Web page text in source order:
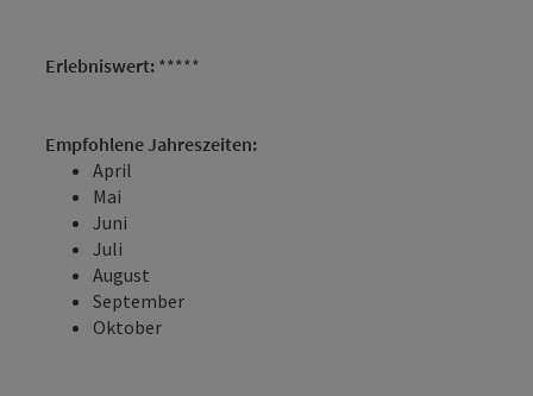
Erlebniswert: *****
Empfohlene Jahreszeiten:
April
Mai
Juni
Juli
August
September
Oktober